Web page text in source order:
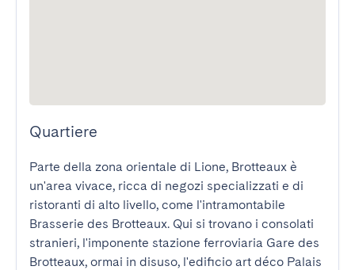
Quartiere
Parte della zona orientale di Lione, Brotteaux è
un'area vivace, ricca di negozi specializzati e di
ristoranti di alto livello, come l'intramontabile
Brasserie des Brotteaux. Qui si trovano i consolati
stranieri, l'imponente stazione ferroviaria Gare des
Brotteaux, ormai in disuso, l'edificio art déco Palais